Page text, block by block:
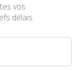
vos
délais.